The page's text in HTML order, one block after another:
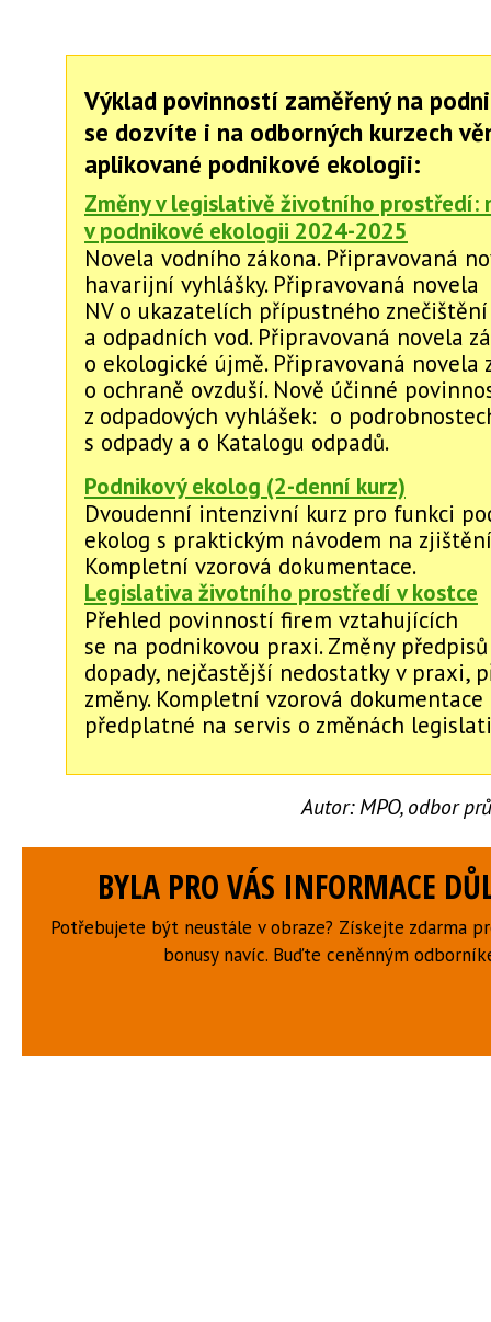
Výklad povinností zaměřený na
se dozvíte i na odborných kurzech
aplikované podnikové ekologii:
Změny v legislativě životního prostředí:
v podnikové ekologii 2024-2025
Novela vodního zákona. Připravovaná
havarijní vyhlášky. Připravovaná novela
NV o ukazatelích přípustného
a odpadních vod. Připravovaná novela
o ekologické újmě. Připravovaná novela
o ochraně ovzduší. Nově účinné
z odpadových vyhlášek: o
s odpady a o Katalogu odpadů.
Podnikový ekolog (2-denní kurz)
Dvoudenní intenzivní kurz pro funkci
ekolog s praktickým návodem na
Kompletní vzorová dokumentace.
Legislativa životního prostředí v kostce
Přehled povinností firem vztahujících
se na podnikovou praxi. Změny
dopady, nejčastější nedostatky v praxi,
změny. Kompletní vzorová
předplatné na servis o změnách
Autor: MPO, odbor
BYLA PRO VÁS INFORMACE
Potřebujete být neustále v obraze? Získejte zdarma
bonusy navíc. Buďte ceněnným